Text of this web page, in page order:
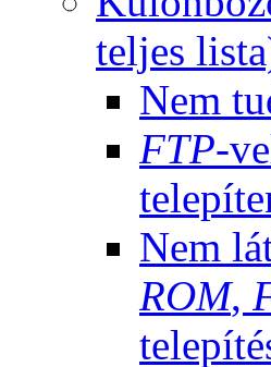
teljes
Nem
FTP-
Nem
ROM,